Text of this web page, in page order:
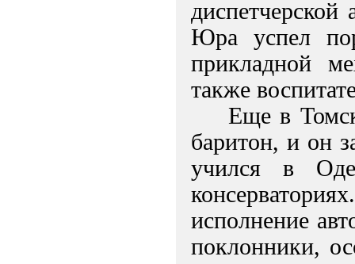
Юра успел
прикладной
также
Еще в
баритон, и он
учился в
исполнение
поклонники,